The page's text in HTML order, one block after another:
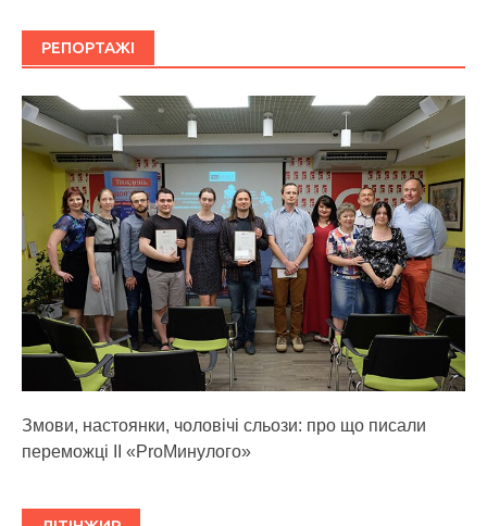
РЕПОРТАЖІ
Змови, настоянки, чоловічі сльози: про що писали
переможці ІІ «ProМинулого»